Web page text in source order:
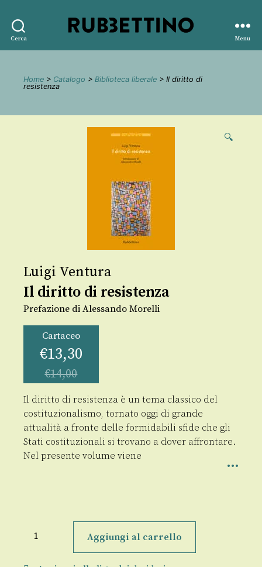
Cerca
editore
Menu
Home > Catalogo > Biblioteca liberale > Il diritto di
resistenza
🔍
Luigi Ventura
Il diritto di resistenza
Prefazione di Alessando Morelli
Cartaceo
€13,30
€14,00
Il diritto di resistenza è un tema classico del
costituzionalismo, tornato oggi di grande
attualità a fronte delle formidabili sfide che gli
Stati costituzionali si trovano a dover affrontare.
Nel presente volume viene
diritto
quantità
Aggiungi al carrello